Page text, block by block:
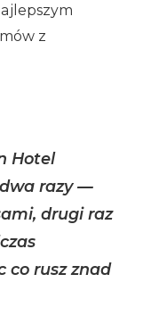
z
Hotel
razy —
drugi raz
co rusz znad